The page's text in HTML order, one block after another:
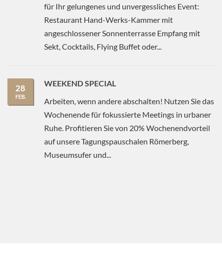
für Ihr gelungenes und unvergessliches Event:
Restaurant Hand-Werks-Kammer mit
angeschlossener Sonnenterrasse Empfang mit
Sekt, Cocktails, Flying Buffet oder...
28
FEB.
WEEKEND SPECIAL
Arbeiten, wenn andere abschalten! Nutzen Sie das
Wochenende für fokussierte Meetings in urbaner
Ruhe. Profitieren Sie von 20% Wochenendvorteil
auf unsere Tagungspauschalen Römerberg,
Museumsufer und...